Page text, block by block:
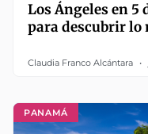
Los Ángeles en
para descubrir lo
Claudia Franco Alcántara
PANAMÁ